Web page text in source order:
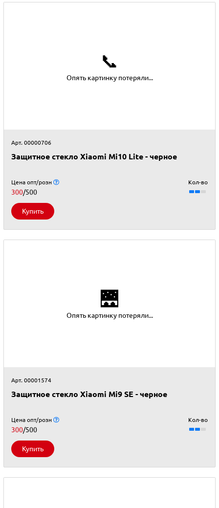
📞
Опять картинку потеряли...
Арт. 00000706
Защитное стекло Xiaomi Mi10 Lite - черное
Цена опт/розн
300/500
Кол-во
Купить
🌉
Опять картинку потеряли...
Арт. 00001574
Защитное стекло Xiaomi Mi9 SE - черное
Цена опт/розн
300/500
Кол-во
Купить